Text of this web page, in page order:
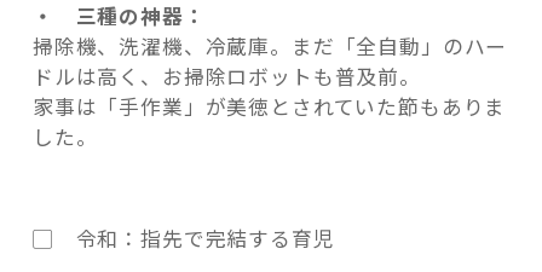
・ 三種の神器：
掃除機、洗濯機、冷蔵庫。まだ「全自動」のハー
ドルは高く、お掃除ロボットも普及前。
家事は「手作業」が美徳とされていた節もありま
した。
▢ 令和：指先で完結する育児